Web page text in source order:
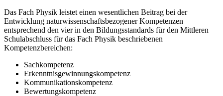
Das Fach Physik leistet einen wesentlichen Beitrag bei der
Entwicklung naturwissenschaftsbezogener Kompetenzen
entsprechend den vier in den Bildungsstandards für den Mittleren
Schulabschluss für das Fach Physik beschriebenen
Kompetenzbereichen:
Sachkompetenz
Erkenntnisgewinnungskompetenz
Kommunikationskompetenz
Bewertungskompetenz